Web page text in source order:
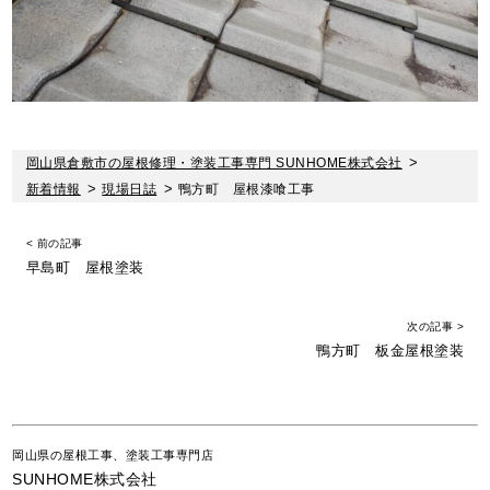
岡山県倉敷市の屋根修理・塗装工事専門 SUNHOME株式会社 >
新着情報 >現場日誌 > 鴨方町 屋根漆喰工事
< 前の記事
早島町 屋根塗装
次の記事 >
鴨方町 板金屋根塗装
岡山県の屋根工事、塗装工事専門店
SUNHOME株式会社